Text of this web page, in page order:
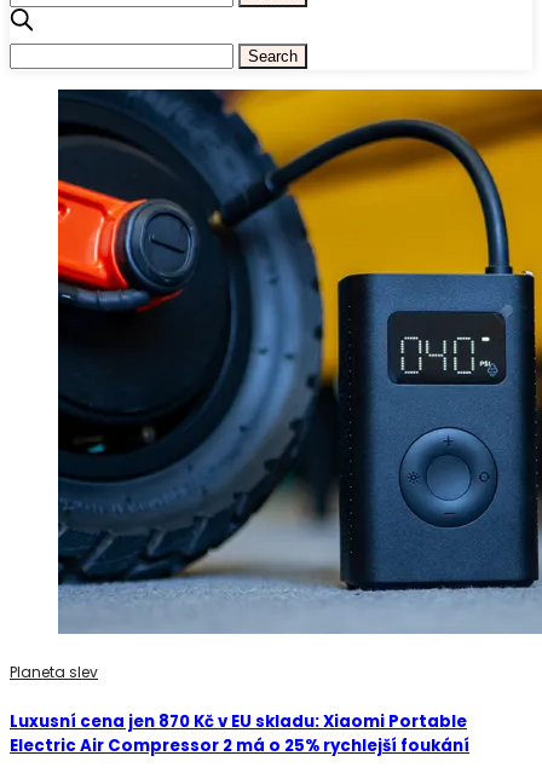
Planeta slev
Luxusní cena jen 870 Kč v EU skladu: Xiaomi Portable
Electric Air Compressor 2 má o 25% rychlejší foukání